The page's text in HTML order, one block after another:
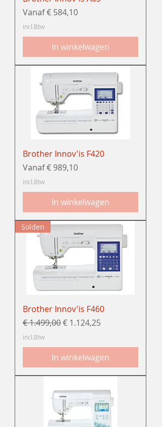
Vanaf€ 584,10
Verkoopprijs
incl.Btw
In winkelwagen
Brother Innov'is F420
Vanaf€ 989,10
Verkoopprijs
incl.Btw
In winkelwagen
Solden
Brother Innov'is F460
Normale prijs
€ 1.499,00Verkoopprijs
€ 1.124,25
incl.Btw
In winkelwagen